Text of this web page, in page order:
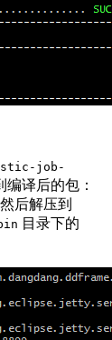
job-
编译后的包：
然后解压到
目录下的